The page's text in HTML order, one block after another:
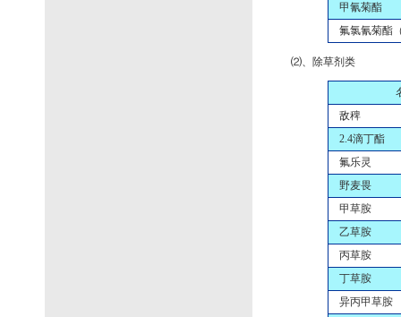
甲氰菊酯
氟氯氰菊酯
⑵、除草剂类
敌稗
2.4滴丁酯
氟乐灵
野麦畏
甲草胺
乙草胺
丙草胺
丁草胺
异丙甲草胺